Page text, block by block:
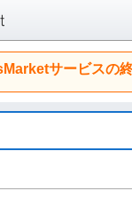
サービスの